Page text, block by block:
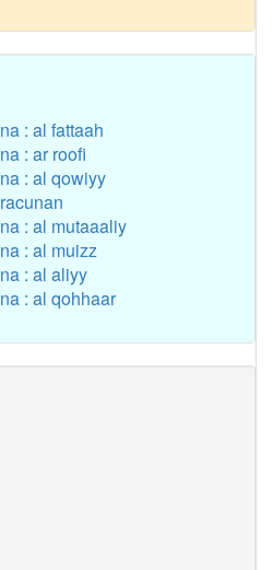
: al fattaah
: ar roofi
: al qowiyy
: al mutaaaliy
: al muizz
: al aliyy
: al qohhaar